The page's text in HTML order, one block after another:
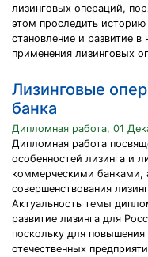
лизинговых операций,
этом проследить историю
становление и развитие в
применения лизинговых
Лизинговые
банка
Дипломная работа, 01
Дипломная работа
особенностей лизинга и
коммерческими банками,
совершенствования
Актуальность темы
развитие лизинга для
поскольку для повышения
отечественных